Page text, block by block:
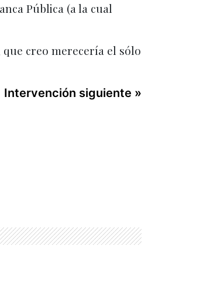
Pública (a la cual
creo merecería el sólo
Intervención siguiente »